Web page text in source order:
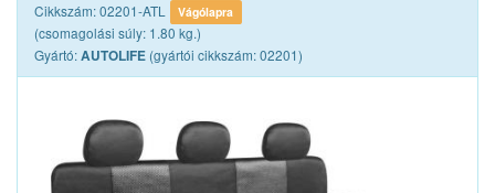
Cikkszám: 02201-ATL Vágólapra
(csomagolási súly: 1.80 kg.)
Gyártó:AUTOLIFE (gyártói cikkszám: 02201)